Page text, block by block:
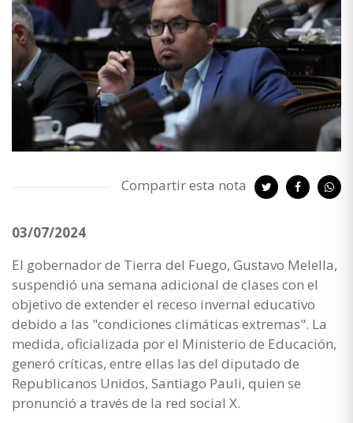
Compartir esta nota
03/07/2024
El gobernador de Tierra del Fuego, Gustavo Melella,
suspendió una semana adicional de clases con el
objetivo de extender el receso invernal educativo
debido a las "condiciones climáticas extremas". La
medida, oficializada por el Ministerio de Educación,
generó críticas, entre ellas las del diputado de
Republicanos Unidos, Santiago Pauli, quien se
pronunció a través de la red social X.